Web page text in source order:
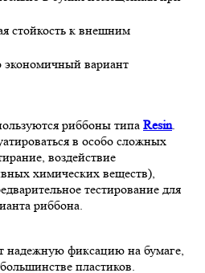
стойкость к внешним
экономичный вариант
риббоны типа Resin.
в особо сложных
воздействие
химических веществ),
тестирование для
риббона.
надежную фиксацию на бумаге,
пластиков.